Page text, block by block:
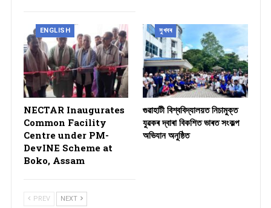
ENGLISH
NECTAR Inaugurates
Common Facility
Centre under PM-
DevINE Scheme at
Boko, Assam
সুখবৰ
গুৱাহাটী বিশ্ববিদ্যালয়ত নিচামুক্ত
যুৱকৰ দ্বাৰা বিকশিত ভাৰত সংকল্প
অভিযান অনুষ্ঠিত
PREV NEXT